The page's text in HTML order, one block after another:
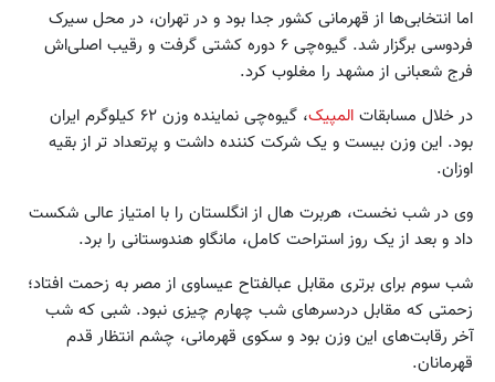
اما انتخابی‌ها از قهرمانی کشور جدا بود و در تهران، در محل سیرک
فردوسی برگزار شد. گیوه‌چی ۶ دوره کشتی گرفت و رقیب اصلی‌اش
فرج شعبانی از مشهد را مغلوب کرد.
در خلال مسابقات المپیک
، گیوه‌چی نماینده وزن ۶۲ کیلوگرم ایران
بود. این وزن بیست و یک شرکت کننده داشت و پرتعداد تر از بقیه
اوزان.
وی در شب نخست، هربرت هال از انگلستان را با امتیاز عالی شکست
داد و بعد از یک روز استراحت کامل، مانگاو هندوستانی را برد.
شب سوم برای برتری مقابل عبالفتاح عیساوی از مصر به زحمت افتاد؛
زحمتی که مقابل دردسرهای شب چهارم چیزی نبود. شبی که شب
آخر رقابت‌های این وزن بود و سکوی قهرمانی، چشم انتظار قدم
قهرمانان.